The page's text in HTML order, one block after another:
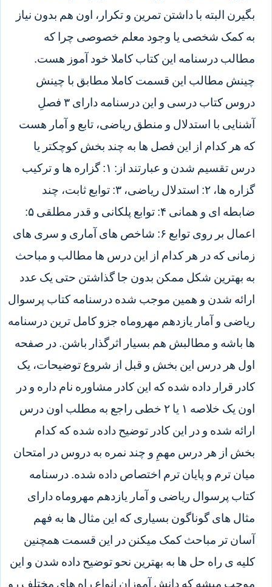
بگیرن البته با داشتن تمرین و تکرار، اون هم بدون نیاز
به کمک شخصی یا وجود معلم خصوصی چرا که
مطالب درسنامه این کتاب کاملا خود آموز هست.
چینش مطالب این قسمت کاملا مطابق با چینش
دروس کتاب درسی و این درسنامه دارای ۳ فصلِ
آشنایی با استدلال و منطق ریاضی، تابع و آمار هست
که هر کدام از این فصل ها به چند بخش کوچکتر یا
درس تقسیم شدن و عبارتند از: ۱: گزاره ها و ترکیب
گزاره ها، ۲: استدلال ریاضی، ۳: توابع ثابت، چند
ضابطه ای و همانی ۴: توابع پلکانی و قدر مطلقی ۵:
اعمال بر روی توابع ۶: شاخص های آماری و سری های
زمانی که در هر کدام از این درس ها مطالب و مباحث
به بهترین شکل ممکن بدون جا گذاشتن حتی یک عدد
ارائه شدن و همین موجب شده درسنامه کتاب پرسوال
ریاضی و آمار یازدهم مهروماه جزو کامل ترین درسنامه
ها باشه و مطالبش هم بسیار اثرگذار باشن. در صفحه
اول هر درس این بخش و قبل از شروع توضیحات، یک
کادر قرار داده شده که این کادر مشاوره نام داره و در
اون یک خلاصه ۱ یا ۲ خطی راجع به مطلب اون درس
ارائه شده و در این کادر توضیح داده شده که کدام
بخش از هر درس مهمِ و چند نمره به دروس در امتحان
میان ترم و پایان ترم اختصاص داده شده. درسنامه
کتاب پرسوال ریاضی و آمار یازدهم مهروماه دارای
مثال های گوناگون بسیاری که این مثال ها به فهم
آسان تر مباحث کمک میکنن در این قسمت همچنین
کلیه ی راه حل ها به بهترین نحو توضیح داده شدن و این
موجب میشه که دانش آموزان انواع راه های مختلف رو